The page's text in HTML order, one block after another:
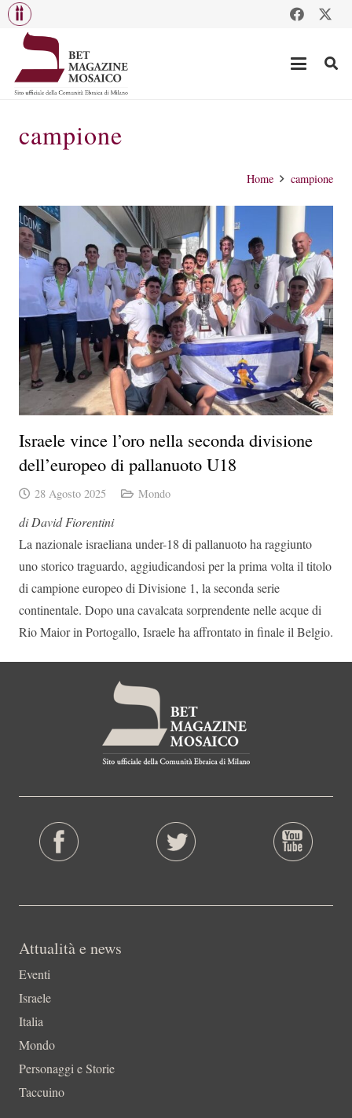
campione
Home campione
Israele vince l’oro nella seconda divisione
dell’europeo di pallanuoto U18
28 Agosto 2025 Mondo
di David Fiorentini
La nazionale israeliana under-18 di pallanuoto ha raggiunto
uno storico traguardo, aggiudicandosi per la prima volta il titolo
di campione europeo di Divisione 1, la seconda serie
continentale. Dopo una cavalcata sorprendente nelle acque di
Rio Maior in Portogallo, Israele ha affrontato in finale il Belgio.
Attualità e news
Eventi
Israele
Italia
Mondo
Personaggi e Storie
Taccuino